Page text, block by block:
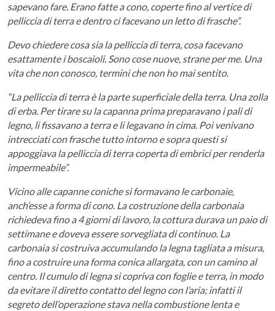
sapevano fare. Erano fatte a cono, coperte fino al vertice di
pelliccia di terra e dentro ci facevano un letto di frasche”.
Devo chiedere cosa sia la pelliccia di terra, cosa facevano
esattamente i boscaioli. Sono cose nuove, strane per me. Una
vita che non conosco, termini che non ho mai sentito.
“La pelliccia di terra è la parte superficiale della terra. Una zolla
di erba. Per tirare su la capanna prima preparavano i pali di
legno, li fissavano a terra e li legavano in cima. Poi venivano
intrecciati con frasche tutto intorno e sopra questi si
appoggiava la pelliccia di terra coperta di embrici per renderla
impermeabile”.
Vicino alle capanne coniche si formavano le carbonaie,
anch’esse a forma di cono. La costruzione della carbonaia
richiedeva fino a 4 giorni di lavoro, la cottura durava un paio di
settimane e doveva essere sorvegliata di continuo. La
carbonaia si costruiva accumulando la legna tagliata a misura,
fino a costruire una forma conica allargata, con un camino al
centro. Il cumulo di legna si copriva con foglie e terra, in modo
da evitare il diretto contatto del legno con l’aria; infatti il
segreto dell’operazione stava nella combustione lenta e